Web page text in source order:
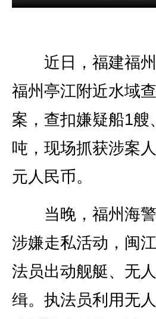
近日，福建福州
福州亭江附近水域
案，查扣嫌疑船1
吨，现场抓获涉案
元人民币。
当晚，福州海警
涉嫌走私活动，闽
法员出动舰艇、无
缉。执法员利用无